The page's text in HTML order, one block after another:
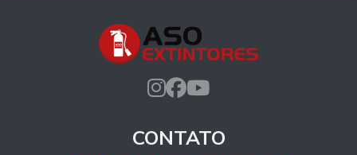
CONTATO